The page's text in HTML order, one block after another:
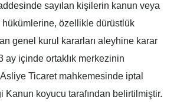
sayılan kişilerin kanun veya
hükümlerine, özellikle dürüstlük
genel kurul kararları aleyhine karar
ay içinde ortaklık merkezinin
Ticaret mahkemesinde iptal
Kanun koyucu tarafından belirtilmiştir.